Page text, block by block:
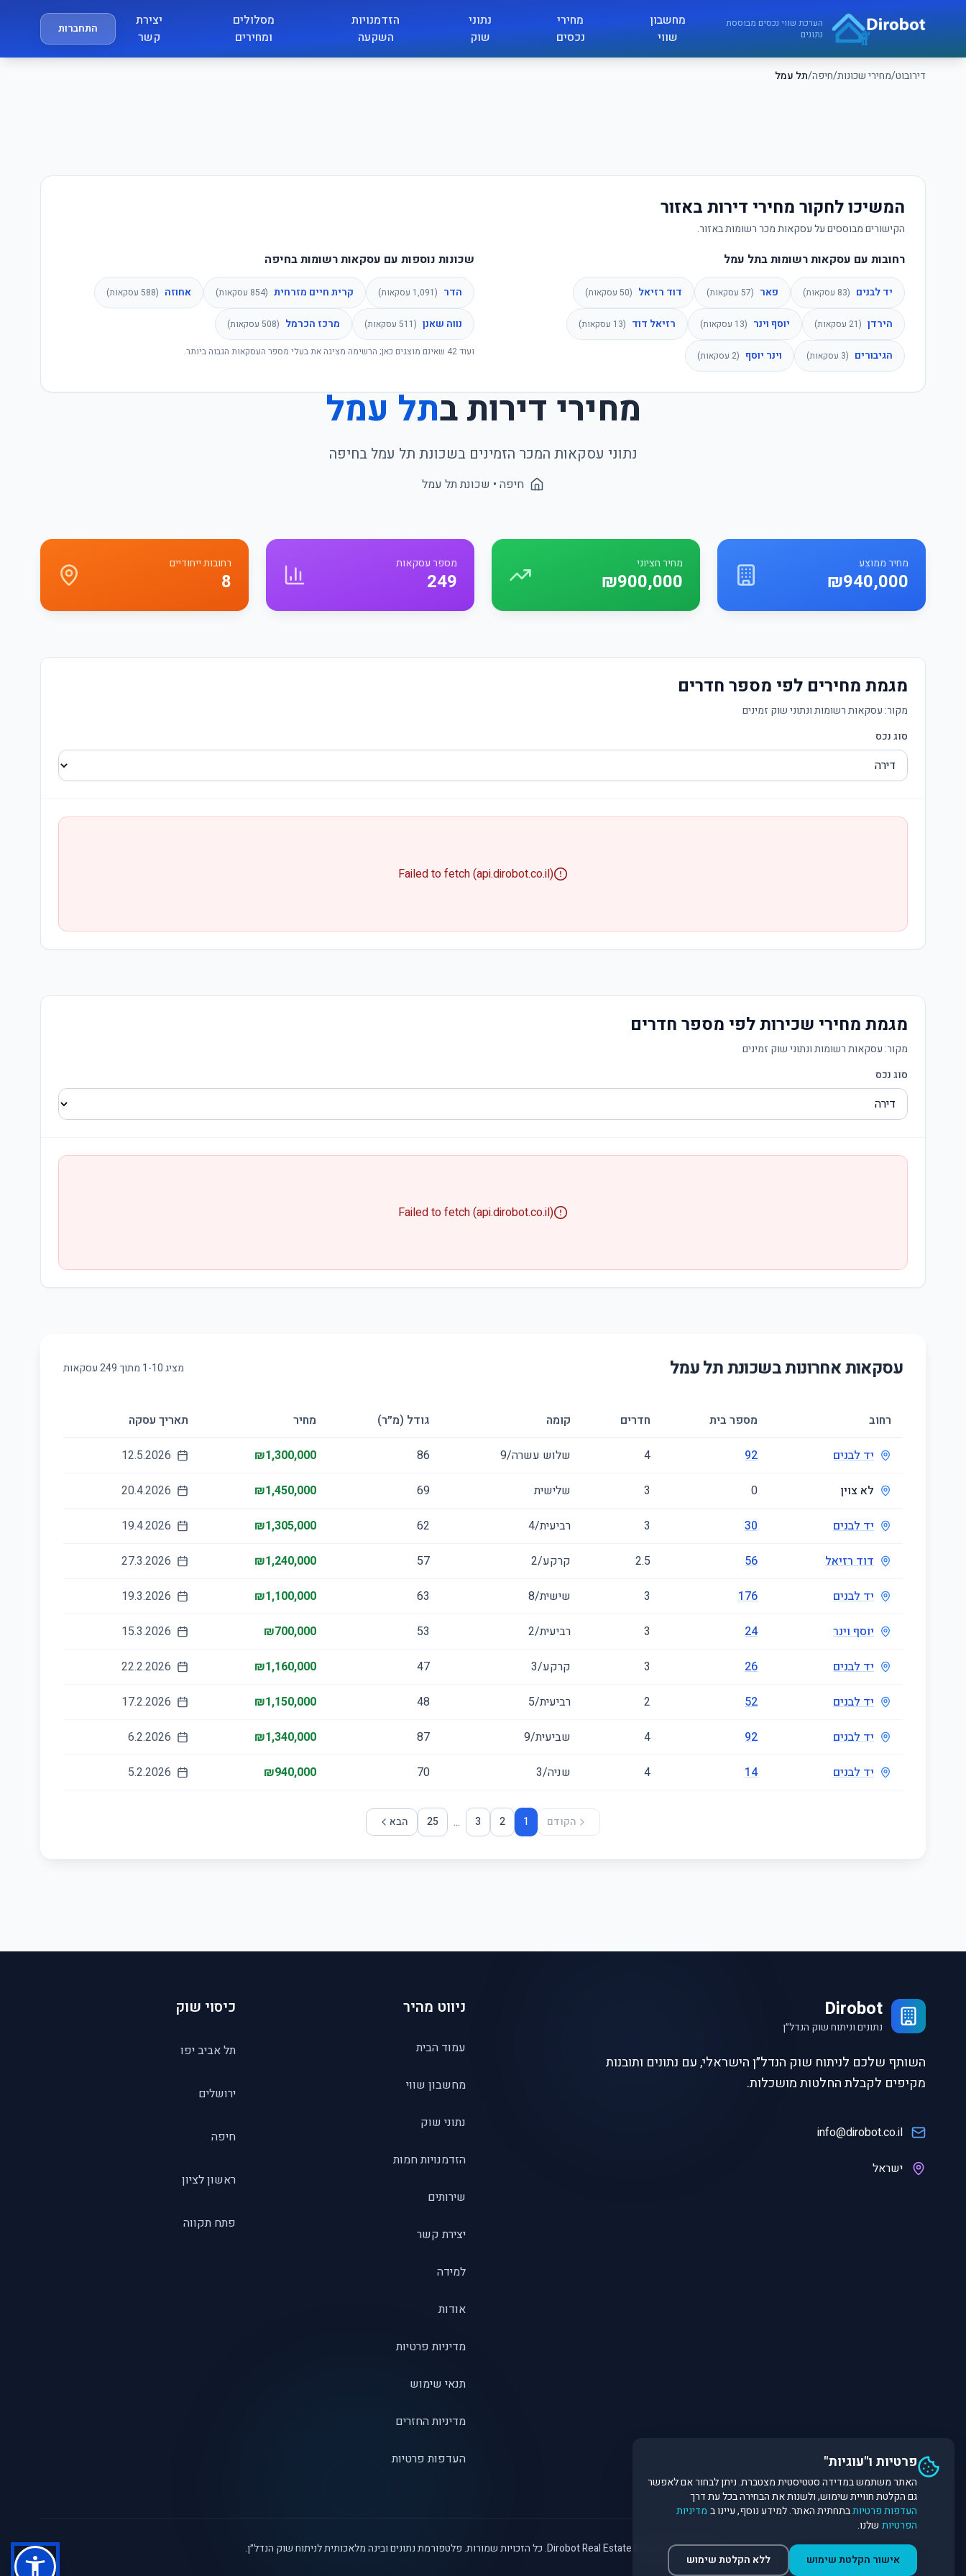
דירובוט/מחירי שכונות/חיפה/תל עמל
דירובוט
הערכת שווי נכסים מבוססת
נתונים
מחשבון
שווי
מחירי
נכסים
נתוני
שוק
הזדמנויות
השקעה
מסלולים
ומחירים
יצירת
קשר
התחברות
המשיכו לחקור מחירי דירות באזור
הקישורים מבוססים על עסקאות מכר רשומות באזור.
רחובות עם עסקאות רשומות בתל עמל
יד לבנים (
83 עסקאות) פאר (
57 עסקאות) דוד רזיאל (
50 עסקאות)
הירדן (
21 עסקאות) יוסף וינר (
13 עסקאות) רזיאל דוד (
13 עסקאות)
הגיבורים (
3 עסקאות) וינר יוסף (
2 עסקאות)
שכונות נוספות עם עסקאות רשומות בחיפה
הדר (
1,091 עסקאות) קרית חיים מזרחית (
854 עסקאות) אחוזה (
588 עסקאות)
נווה שאנן (
511 עסקאות) מרכז הכרמל (
508 עסקאות)
ועוד42 שאינם מוצגים כאן; הרשימה מציגה את בעלי מספר העסקאות הגבוה ביותר.
מחירי דירות בתל עמל
נתוני עסקאות המכר הזמינים בשכונת תל עמל בחיפה
חיפה • שכונת תל עמל
מחיר ממוצע
₪940,000
מחיר חציוני
₪900,000
מספר עסקאות
249
רחובות ייחודיים
8
מגמת מחירים לפי מספר חדרים
מקור: עסקאות רשומות ונתוני שוק זמינים
סוג נכס
Failed to fetch (api.dirobot.co.il)
מגמת מחירי שכירות לפי מספר חדרים
מקור: עסקאות רשומות ונתוני שוק זמינים
סוג נכס
Failed to fetch (api.dirobot.co.il)
עסקאות אחרונות בשכונתתל עמל מציג 1-10 מתוך249עסקאות
רחוב מספר בית חדרים קומה גודל (מ״ר) מחיר תאריך עסקה
יד לבנים 92
4 שלוש עשרה/9 86
₪1,300,000
12.5.2026
לא צוין 0
3 שלישית 69
₪1,450,000
20.4.2026
יד לבנים 30
3 רביעית/4 62
₪1,305,000
19.4.2026
דוד רזיאל 56
2.5 קרקע/2 57
₪1,240,000
27.3.2026
יד לבנים 176
3 שישית/8 63
₪1,100,000
19.3.2026
יוסף וינר 24
3 רביעית/2 53
₪700,000
15.3.2026
יד לבנים 26
3 קרקע/3 47
₪1,160,000
22.2.2026
יד לבנים 52
2 רביעית/5 48
₪1,150,000
17.2.2026
יד לבנים 92
4 שביעית/9 87
₪1,340,000
6.2.2026
יד לבנים 14
4 שניה/3 70
₪940,000
5.2.2026
הקודם 1
2
3
...
25 הבא
Dirobot
נתונים וניתוח שוק הנדל״ן
השותף שלכם לניתוח שוק הנדל״ן הישראלי, עם נתונים ותובנות
מקיפים לקבלת החלטות מושכלות.
info@dirobot.co.il
ישראל
ניווט מהיר
עמוד הבית
מחשבון שווי
נתוני שוק
הזדמנויות חמות
שירותים
יצירת קשר
למידה
אודות
מדיניות פרטיות
תנאי שימוש
מדיניות החזרים
העדפות פרטיות
כיסוי שוק
תל אביב יפו
ירושלים
חיפה
ראשון לציון
פתח תקווה
©
2026Dirobot Real Estate Intelligence. כל הזכויות שמורות. פלטפורמת נתונים ובינה מלאכותית לניתוח שוק הנדל״ן.
פרטיות ו"עוגיות"
האתר משתמש במדידה סטטיסטית מצטברת. ניתן לבחור אם לאפשר
גם הקלטת חוויית שימוש, ולשנות את הבחירה בכל עת דרך
העדפות פרטיותבתחתית האתר. למידע נוסף, עיינו ב מדיניות
הפרטיות שלנו.
אישור הקלטת שימוש ללא הקלטת שימוש